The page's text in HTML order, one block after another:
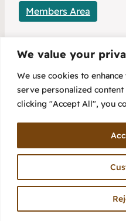
We value your
We use cookies to
serve personalized
clicking "Accept All", you
Members Area
This project has
European Union’s
and innovation
Copyright 2025 –